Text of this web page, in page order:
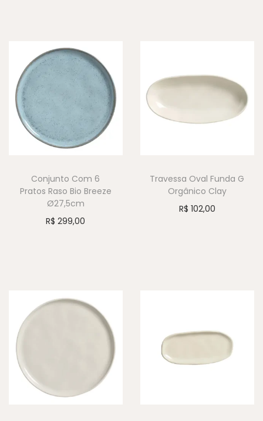
Conjunto Com 6
Pratos Raso Bio Breeze
Ø27,5cm
R$ 299,00
Travessa Oval Funda G
Orgânico Clay
R$ 102,00